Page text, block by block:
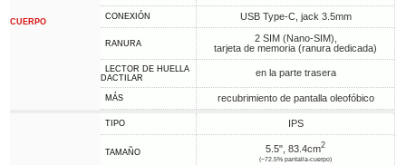
CUERPO
CONEXIÓN USB Type-C, jack 3.5mm
RANURA
2 SIM (Nano-SIM),
tarjeta de memoria (ranura dedicada)
LECTOR DE HUELLA
DACTILAR
en la parte trasera
MÁS recubrimiento de pantalla oleofóbico
TIPO IPS
TAMAÑO 5.5", 83.4cm2
(~72.5% pantalla-cuerpo)